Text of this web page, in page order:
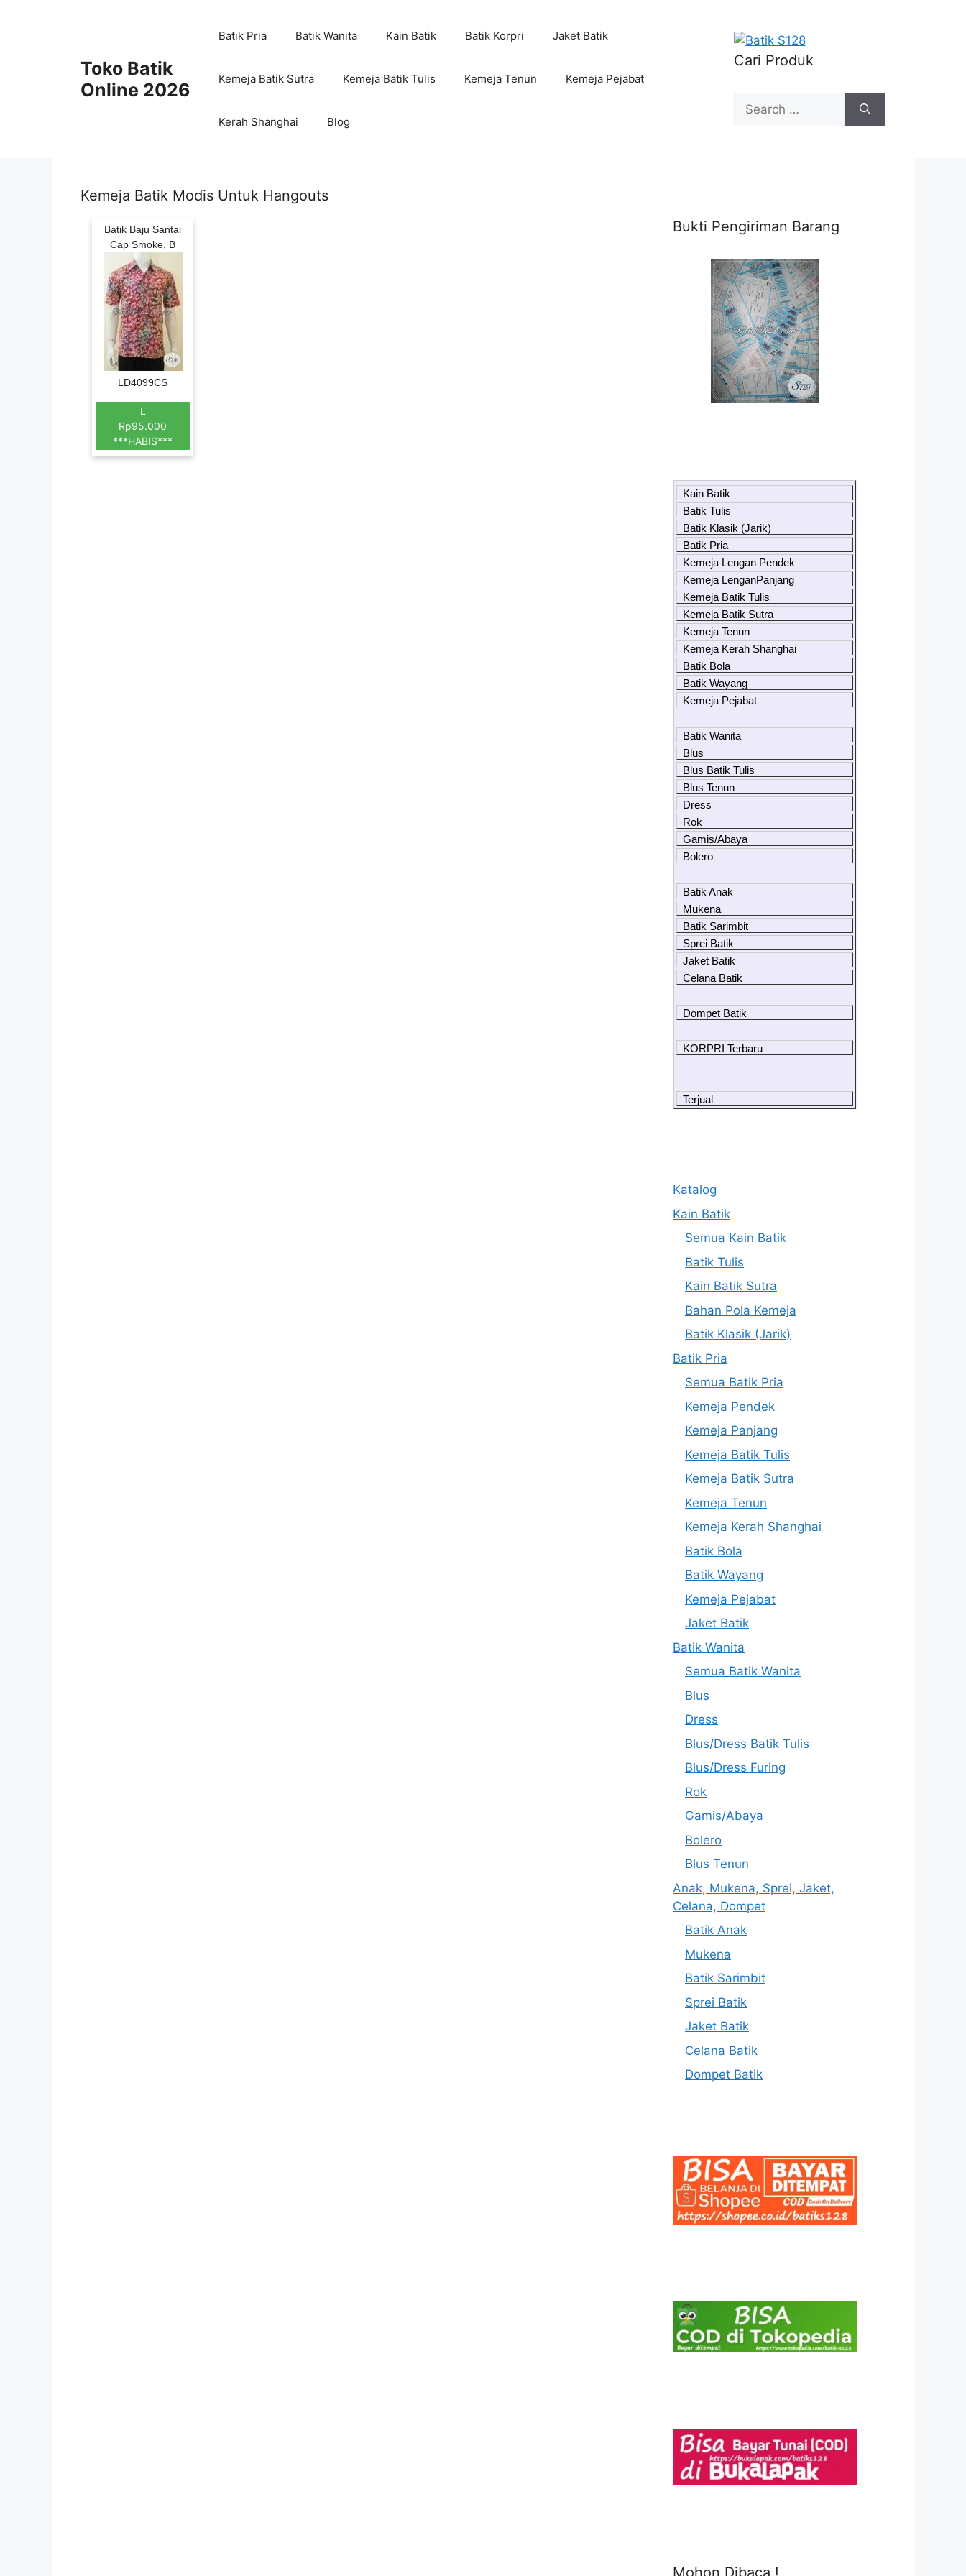
Toko Batik
Online 2026
Batik Pria Batik Wanita Kain Batik Batik Korpri Jaket Batik
Kemeja Batik Sutra Kemeja Batik Tulis Kemeja Tenun Kemeja Pejabat
Kerah Shanghai Blog
Cari Produk
Search
for:
Kemeja Batik Modis Untuk Hangouts
Batik Baju Santai
Cap Smoke, B
LD4099CS
L
Rp95.000
***HABIS***
Bukti Pengiriman Barang
Kain Batik
Batik Tulis
Batik Klasik (Jarik)
Batik Pria
Kemeja Lengan Pendek
Kemeja LenganPanjang
Kemeja Batik Tulis
Kemeja Batik Sutra
Kemeja Tenun
Kemeja Kerah Shanghai
Batik Bola
Batik Wayang
Kemeja Pejabat
Batik Wanita
Blus
Blus Batik Tulis
Blus Tenun
Dress
Rok
Gamis/Abaya
Bolero
Batik Anak
Mukena
Batik Sarimbit
Sprei Batik
Jaket Batik
Celana Batik
Dompet Batik
KORPRI Terbaru
Terjual
Katalog
Kain Batik
Semua Kain Batik
Batik Tulis
Kain Batik Sutra
Bahan Pola Kemeja
Batik Klasik (Jarik)
Batik Pria
Semua Batik Pria
Kemeja Pendek
Kemeja Panjang
Kemeja Batik Tulis
Kemeja Batik Sutra
Kemeja Tenun
Kemeja Kerah Shanghai
Batik Bola
Batik Wayang
Kemeja Pejabat
Jaket Batik
Batik Wanita
Semua Batik Wanita
Blus
Dress
Blus/Dress Batik Tulis
Blus/Dress Furing
Rok
Gamis/Abaya
Bolero
Blus Tenun
Anak, Mukena, Sprei, Jaket,
Celana, Dompet
Batik Anak
Mukena
Batik Sarimbit
Sprei Batik
Jaket Batik
Celana Batik
Dompet Batik
Mohon Dibaca !